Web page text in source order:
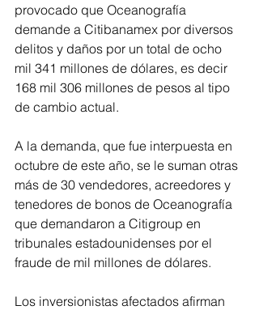
provocado que Oceanografía
demande a Citibanamex por diversos
delitos y daños por un total de ocho
mil 341 millones de dólares, es decir
168 mil 306 millones de pesos al tipo
de cambio actual.
A la demanda, que fue interpuesta en
octubre de este año, se le suman otras
más de 30 vendedores, acreedores y
tenedores de bonos de Oceanografía
que demandaron a Citigroup en
tribunales estadounidenses por el
fraude de mil millones de dólares.
Los inversionistas afectados afirman